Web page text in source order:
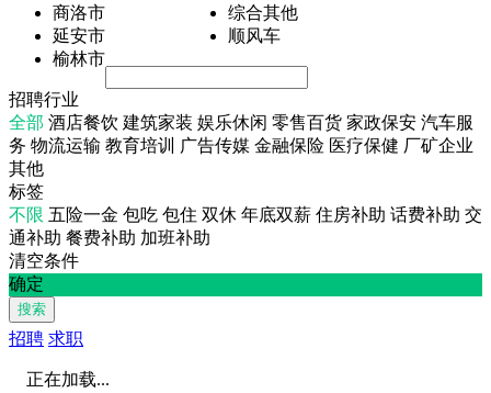
商洛市
延安市
榆林市
综合其他
顺风车
招聘行业
全部 酒店餐饮 建筑家装 娱乐休闲 零售百货 家政保安 汽车服
务 物流运输 教育培训 广告传媒 金融保险 医疗保健 厂矿企业
其他
标签
不限 五险一金 包吃 包住 双休 年底双薪 住房补助 话费补助 交
通补助 餐费补助 加班补助
清空条件
确定
搜索
招聘 求职
正在加载...